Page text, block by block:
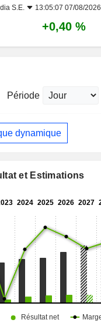
S.E. 13:05:07 07/08/2026
+0,40 %
Période
dynamique
et Estimations